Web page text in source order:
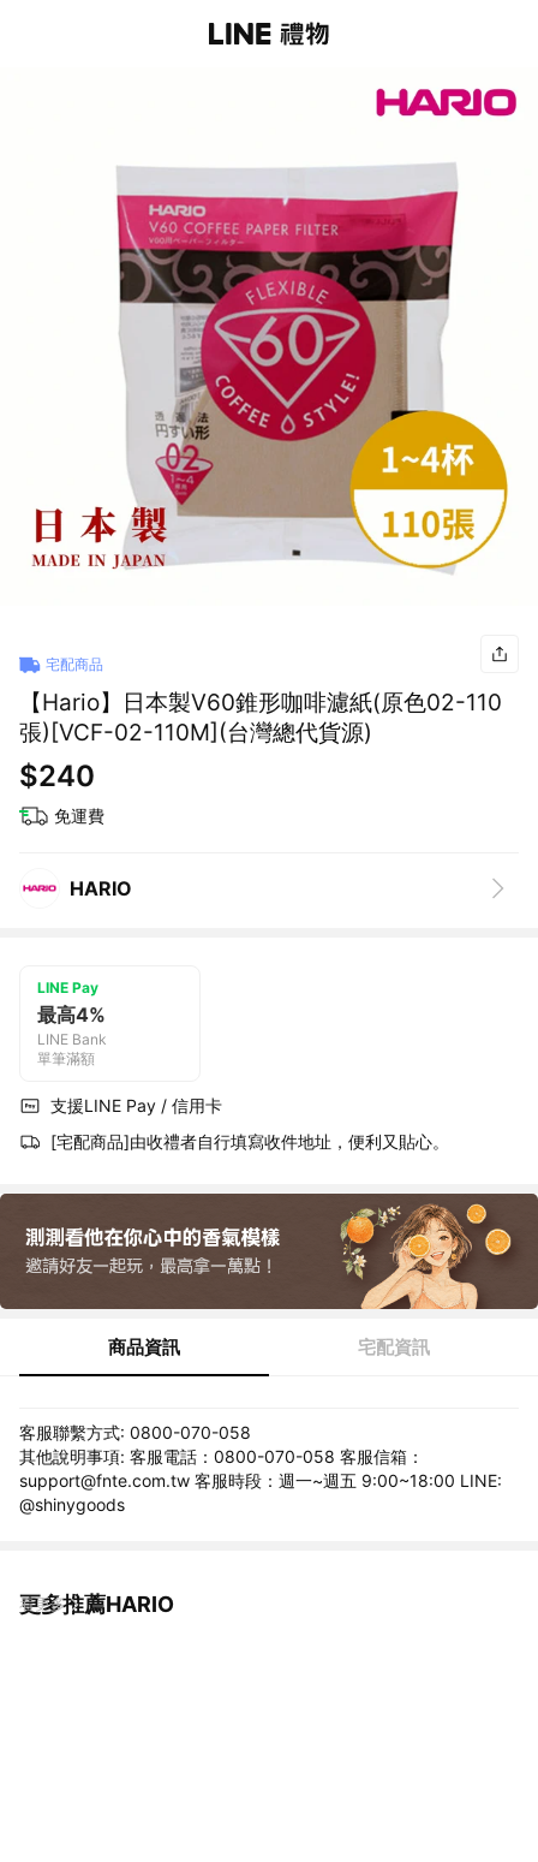
宅配商品
【Hario】日本製V60錐形咖啡濾紙(原色02-110
張)[VCF-02-110M](台灣總代貨源)
$240
免運費
HARIO
LINE Pay
最高4%
LINE Bank
單筆滿額
支援LINE Pay / 信用卡
[宅配商品]由收禮者自行填寫收件地址，便利又貼心。
商品資訊 宅配資訊
客服聯繫方式: 0800-070-058
其他說明事項: 客服電話：0800-070-058 客服信箱：
support@fnte.com.tw 客服時段：週一~週五 9:00~18:00 LINE:
@shinygoods
更多推薦HARIO
看更多